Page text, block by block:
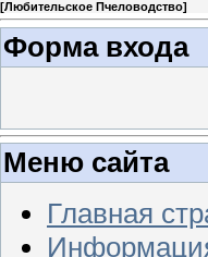
[Любительское Пчеловодство]
Форма входа
Меню сайта
Главная